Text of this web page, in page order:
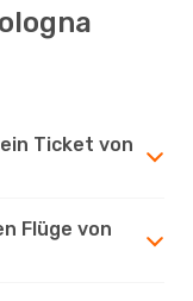
Ticket von
Flüge von